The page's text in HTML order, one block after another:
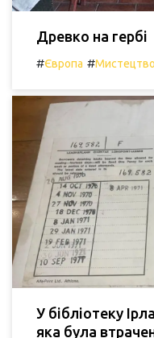
Древко на гербі
#Європа #
У бібліотеку
яка була